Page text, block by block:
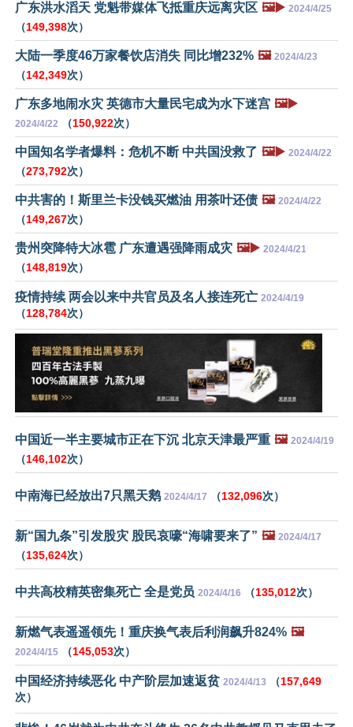
广东洪水滔天 党魁带媒体飞抵重庆远离灾区 🖼️▶️ 2024/4/25
（149,398次）
大陆一季度46万家餐饮店消失 同比增232% 🖼️ 2024/4/23
（142,349次）
广东多地闹水灾 英德市大量民宅成为水下迷宫 🖼️▶️
2024/4/22 （150,922次）
中国知名学者爆料：危机不断 中共国没救了 🖼️▶️ 2024/4/22
（273,792次）
中共害的！斯里兰卡没钱买燃油 用茶叶还债 🖼️ 2024/4/22
（149,267次）
贵州突降特大冰雹 广东遭遇强降雨成灾 🖼️▶️ 2024/4/21
（148,819次）
疫情持续 两会以来中共官员及名人接连死亡 2024/4/19
（128,784次）
中国近一半主要城市正在下沉 北京天津最严重 🖼️ 2024/4/19
（146,102次）
中南海已经放出7只黑天鹅 2024/4/17 （132,096次）
新“国九条”引发股灾 股民哀嚎“海啸要来了” 🖼️ 2024/4/17
（135,624次）
中共高校精英密集死亡 全是党员 2024/4/16 （135,012次）
新燃气表遥遥领先！重庆换气表后利润飙升824% 🖼️
2024/4/15 （145,053次）
中国经济持续恶化 中产阶层加速返贫 2024/4/13 （157,649
次）